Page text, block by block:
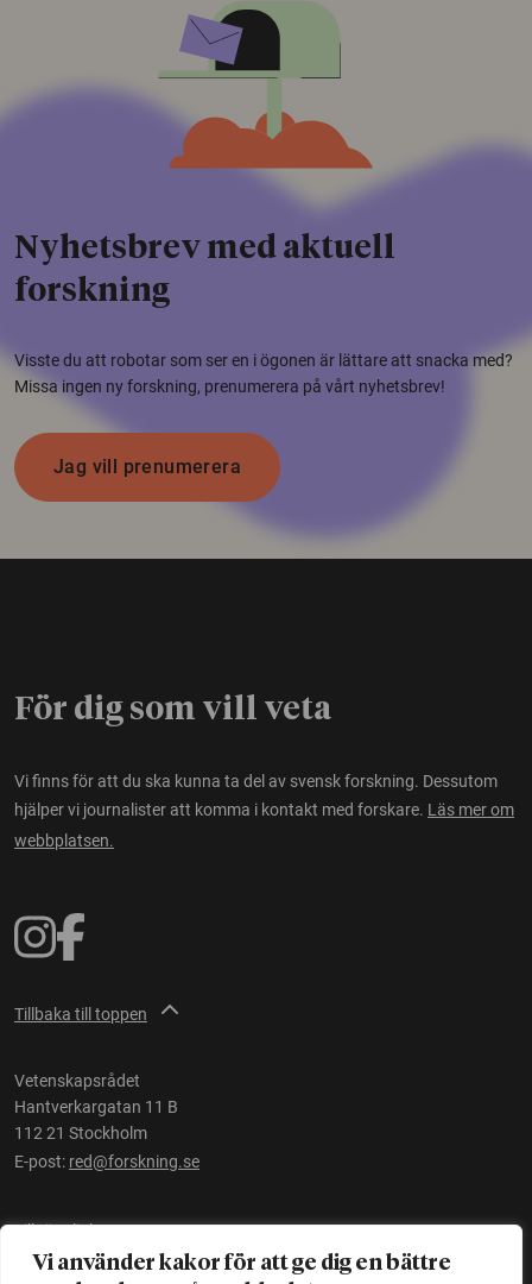
Vi använder kakor för att ge dig en bättre
Nyhetsbrev med aktuell
forskning
Visste du att robotar som ser en i ögonen är lättare att snacka med?
Missa ingen ny forskning, prenumerera på vårt nyhetsbrev!
Jag vill prenumerera
För dig som vill veta
Vi finns för att du ska kunna ta del av svensk forskning. Dessutom
hjälper vi journalister att komma i kontakt med forskare. Läs mer om
webbplatsen.
Tillbaka till toppen
Vetenskapsrådet
Hantverkargatan 11 B
112 21 Stockholm
E-post: red@forskning.se
Tillgänglighet